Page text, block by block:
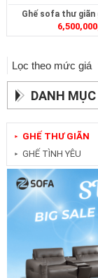
Ghế sofa thư giãn
6,500,000
Lọc theo mức giá
DANH
► GHẾ THƯ GIÃN
► GHẾ TÌNH YÊU